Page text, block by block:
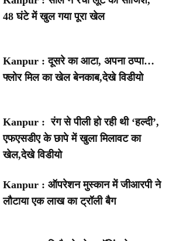
48 घंटे में खुल गया पूरा खेल
Kanpur : दूसरे का आटा, अपना ठप्पा…
फ्लोर मिल का खेल बेनकाब,देखे विडीयो
Kanpur : रंग से पीली हो रही थी ‘हल्दी’,
एफएसडीए के छापे में खुला मिलावट का
खेल,देखे विडीयो
Kanpur : ऑपरेशन मुस्कान में जीआरपी ने
लौटाया एक लाख का ट्रॉली बैग